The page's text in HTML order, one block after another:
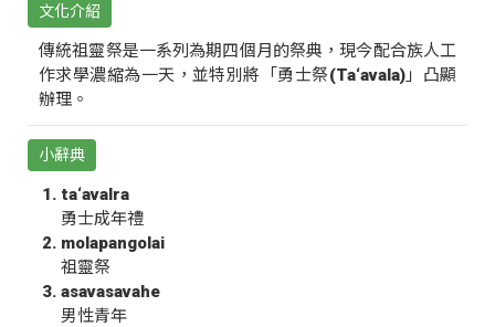
文化介紹
傳統祖靈祭是一系列為期四個月的祭典，現今配合族人工
作求學濃縮為一天，並特別將「勇士祭(Ta‘avala)」凸顯
辦理。
小辭典
ta‘avalra
勇士成年禮
molapangolai
祖靈祭
asavasavahe
男性青年